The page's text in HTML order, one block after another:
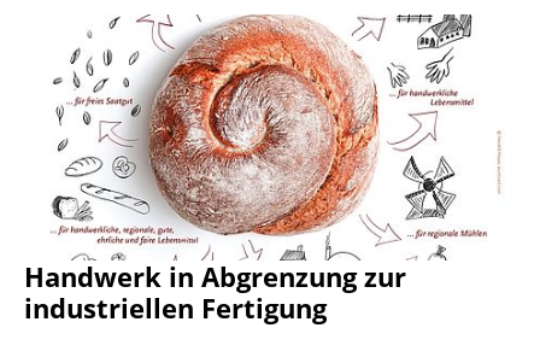
Handwerk in Abgrenzung zur
industriellen Fertigung